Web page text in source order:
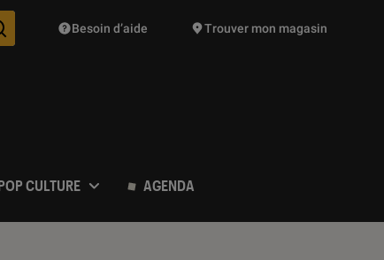
Des suggestions de produits vont vous être proposées
Besoin d’aide Trouver mon magasin
CULTURE AGENDA